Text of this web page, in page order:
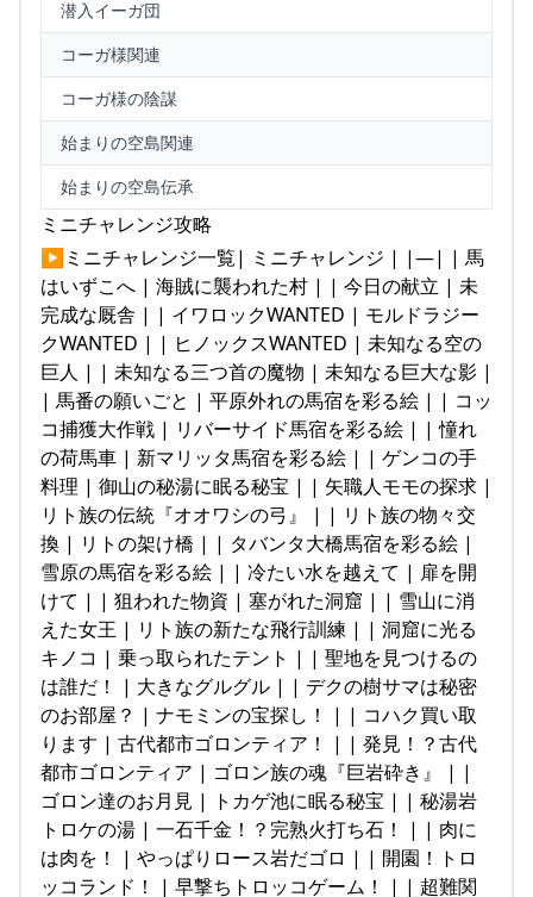
潜入イーガ団
コーガ様関連
コーガ様の陰謀
始まりの空島関連
始まりの空島伝承
ミニチャレンジ攻略
▶ミニチャレンジ一覧| ミニチャレンジ | |—| | 馬
はいずこへ | 海賊に襲われた村 | | 今日の献立 | 未
完成な厩舎 | | イワロックWANTED | モルドラジー
クWANTED | | ヒノックスWANTED | 未知なる空の
巨人 | | 未知なる三つ首の魔物 | 未知なる巨大な影 |
| 馬番の願いごと | 平原外れの馬宿を彩る絵 | | コッ
コ捕獲大作戦 | リバーサイド馬宿を彩る絵 | | 憧れ
の荷馬車 | 新マリッタ馬宿を彩る絵 | | ゲンコの手
料理 | 御山の秘湯に眠る秘宝 | | 矢職人モモの探求 |
リト族の伝統『オオワシの弓』 | | リト族の物々交
換 | リトの架け橋 | | タバンタ大橋馬宿を彩る絵 |
雪原の馬宿を彩る絵 | | 冷たい水を越えて | 扉を開
けて | | 狙われた物資 | 塞がれた洞窟 | | 雪山に消
えた女王 | リト族の新たな飛行訓練 | | 洞窟に光る
キノコ | 乗っ取られたテント | | 聖地を見つけるの
は誰だ！ | 大きなグルグル | | デクの樹サマは秘密
のお部屋？ | ナモミンの宝探し！ | | コハク買い取
ります | 古代都市ゴロンティア！ | | 発見！？古代
都市ゴロンティア | ゴロン族の魂『巨岩砕き』 | |
ゴロン達のお月見 | トカゲ池に眠る秘宝 | | 秘湯岩
トロケの湯 | 一石千金！？完熟火打ち石！ | | 肉に
は肉を！ | やっぱりロース岩だゴロ | | 開園！トロ
ッコランド！ | 早撃ちトロッコゲーム！ | | 超難関